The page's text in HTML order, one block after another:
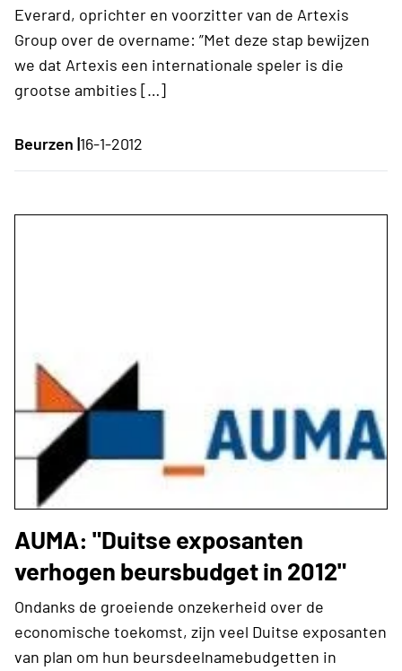
Everard, oprichter en voorzitter van de Artexis
Group over de overname: ”Met deze stap bewijzen
we dat Artexis een internationale speler is die
grootse ambities […]
Beurzen |16-1-2012
AUMA: "Duitse exposanten
verhogen beursbudget in 2012"
Ondanks de groeiende onzekerheid over de
economische toekomst, zijn veel Duitse exposanten
van plan om hun beursdeelnamebudgetten in